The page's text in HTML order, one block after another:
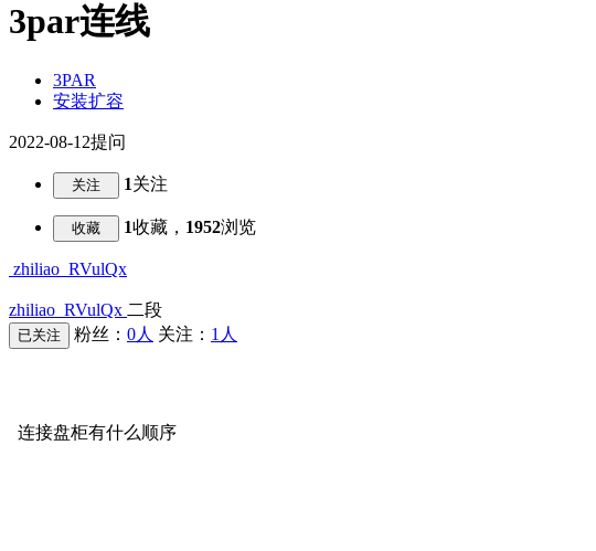
3par连线
3PAR
安装扩容
2022-08-12提问
关注 1关注
收藏 1收藏， 1952浏览
zhiliao_RVulQx
zhiliao_RVulQx 二段
粉丝： 0人 关注： 1人
连接盘柜有什么顺序